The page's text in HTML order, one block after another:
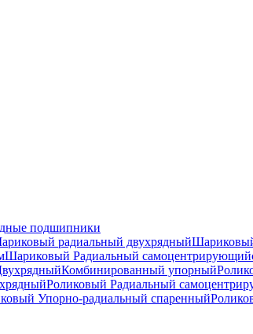
подшипники
радиальный двухрядный
Шариковый Радиальный
Комбинированный упорный
Роликовый Радиальный
Упорно-радиальный спаренный